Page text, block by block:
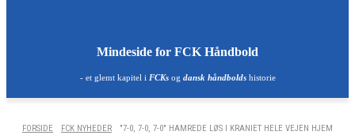
Mindeside for FCK Håndbold
- et glemt kapitel i FCKsog dansk håndboldshistorie
FORSIDE FCK NYHEDER "7-0, 7-0, 7-0" HAMREDE LØS I KRANIET HELE VEJEN HJEM